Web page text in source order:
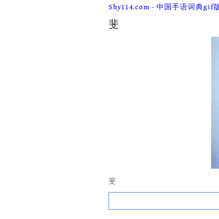
Skip
content
Shy114.com - 中国手语词典gif
斐
斐
Search